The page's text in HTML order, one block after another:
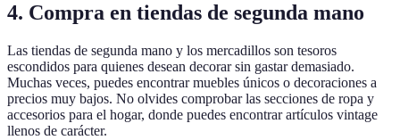
4. Compra en tiendas de segunda mano
Las tiendas de segunda mano y los mercadillos son tesoros
escondidos para quienes desean decorar sin gastar demasiado.
Muchas veces, puedes encontrar muebles únicos o decoraciones a
precios muy bajos. No olvides comprobar las secciones de ropa y
accesorios para el hogar, donde puedes encontrar artículos vintage
llenos de carácter.